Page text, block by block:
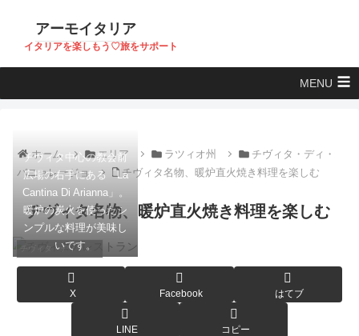
アーモイタリア
イタリアを楽しもう♡旅をサポート
MENU
ホーム エリア ラツィオ州
チヴィタ・ディ・
バニョレージョ
チヴィタ名物、暖炉直火焼き料理を楽しむ
チヴィタ名物、暖炉直火焼き料理を楽しむ
チヴィタ・ディ・バニョレージョ
チヴィタ中心の教会前
広場の右手にある「La
Cantina Di Arianna」。
暖炉の炭火を使ったシ
ンプルな料理が美味し
いです。
X Facebook はてブ
LINE コピー